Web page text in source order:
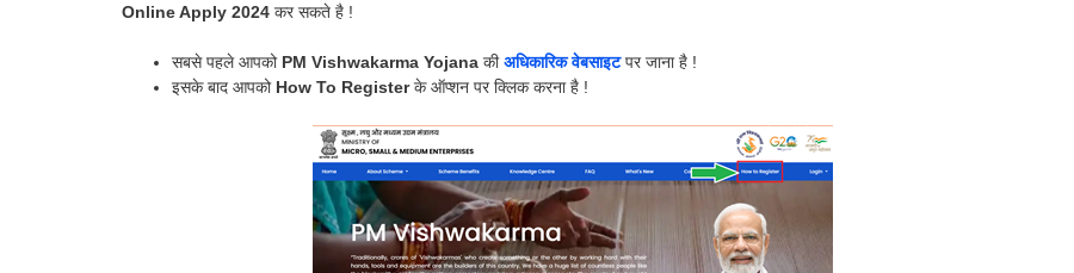
Online Apply 2024 कर सकते है !
सबसे पहले आपको PM Vishwakarma Yojana कीअधिकारिक वेबसाइटपर जाना है !
इसके बाद आपको How To Registerके ऑप्शन पर क्लिक करना है !